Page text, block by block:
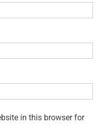
in this browser for